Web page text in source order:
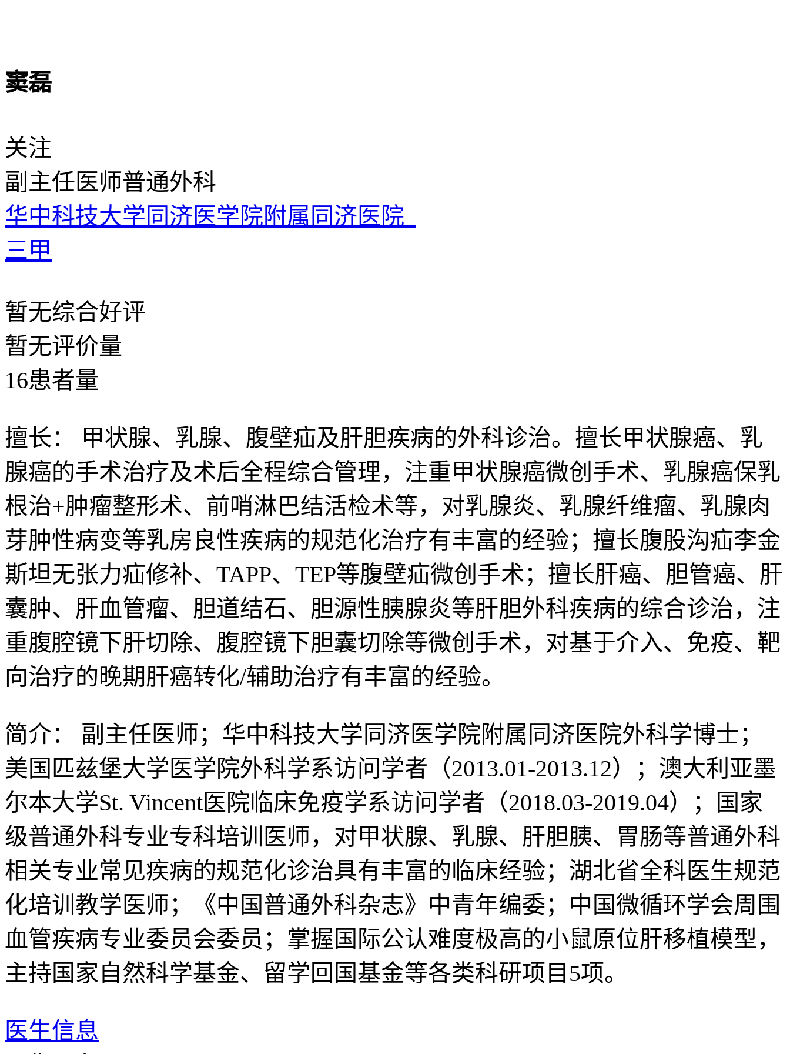
窦磊
关注
副主任医师普通外科
华中科技大学同济医学院附属同济医院
三甲
暂无综合好评
暂无评价量
16患者量
擅长：
甲状腺、乳腺、腹壁疝及肝胆疾病的外科诊治。擅长甲状腺癌、乳
腺癌的手术治疗及术后全程综合管理，注重甲状腺癌微创手术、乳腺癌保乳
根治+肿瘤整形术、前哨淋巴结活检术等，对乳腺炎、乳腺纤维瘤、乳腺肉
芽肿性病变等乳房良性疾病的规范化治疗有丰富的经验；擅长腹股沟疝李金
斯坦无张力疝修补、TAPP、TEP等腹壁疝微创手术；擅长肝癌、胆管癌、肝
囊肿、肝血管瘤、胆道结石、胆源性胰腺炎等肝胆外科疾病的综合诊治，注
重腹腔镜下肝切除、腹腔镜下胆囊切除等微创手术，对基于介入、免疫、靶
向治疗的晚期肝癌转化/辅助治疗有丰富的经验。
简介：
副主任医师；华中科技大学同济医学院附属同济医院外科学博士；
美国匹兹堡大学医学院外科学系访问学者（2013.01-2013.12）；澳大利亚墨
尔本大学St. Vincent医院临床免疫学系访问学者（2018.03-2019.04）；国家
级普通外科专业专科培训医师，对甲状腺、乳腺、肝胆胰、胃肠等普通外科
相关专业常见疾病的规范化诊治具有丰富的临床经验；湖北省全科医生规范
化培训教学医师；《中国普通外科杂志》中青年编委；中国微循环学会周围
血管疾病专业委员会委员；掌握国际公认难度极高的小鼠原位肝移植模型，
主持国家自然科学基金、留学回国基金等各类科研项目5项。
医生信息